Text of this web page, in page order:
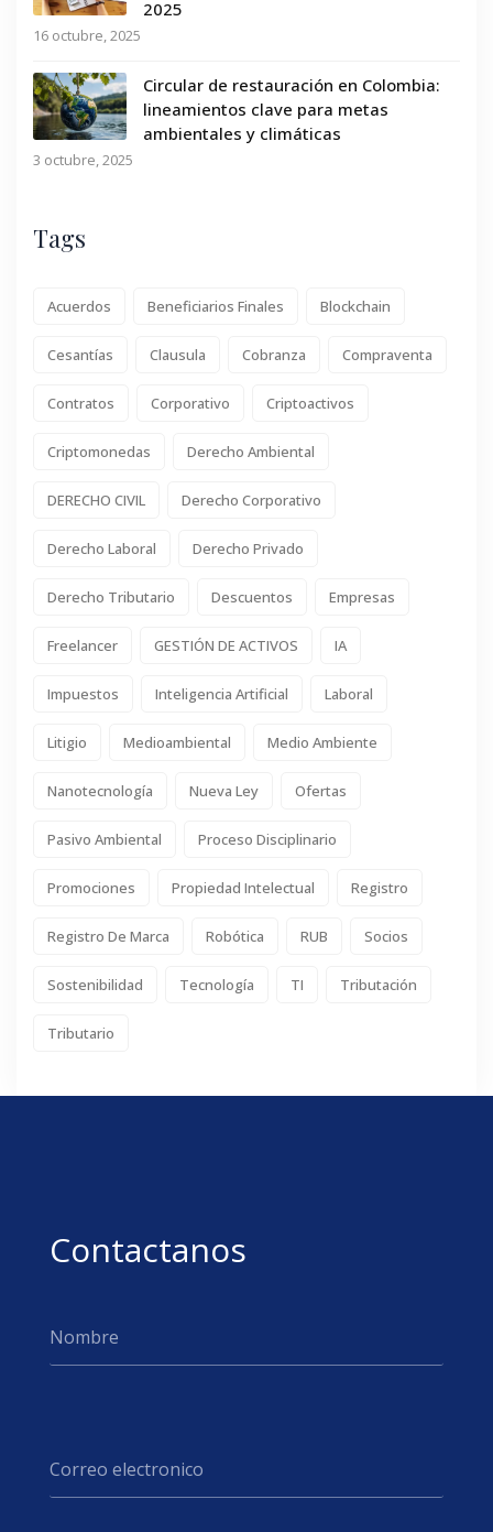
2025
16 octubre, 2025
Circular de restauración en Colombia:
lineamientos clave para metas
ambientales y climáticas
3 octubre, 2025
Tags
Acuerdos Beneficiarios Finales Blockchain
Cesantías Clausula Cobranza Compraventa
Contratos Corporativo Criptoactivos
Criptomonedas Derecho Ambiental
DERECHO CIVIL Derecho Corporativo
Derecho Laboral Derecho Privado
Derecho Tributario Descuentos Empresas
Freelancer GESTIÓN DE ACTIVOS IA
Impuestos Inteligencia Artificial Laboral
Litigio Medioambiental Medio Ambiente
Nanotecnología Nueva Ley Ofertas
Pasivo Ambiental Proceso Disciplinario
Promociones Propiedad Intelectual Registro
Registro De Marca Robótica RUB Socios
Sostenibilidad Tecnología TI Tributación
Tributario
Contactanos